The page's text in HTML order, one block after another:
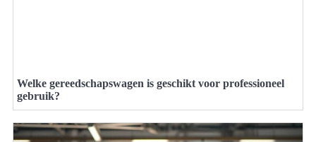
Welke gereedschapswagen is geschikt voor professioneel
gebruik?